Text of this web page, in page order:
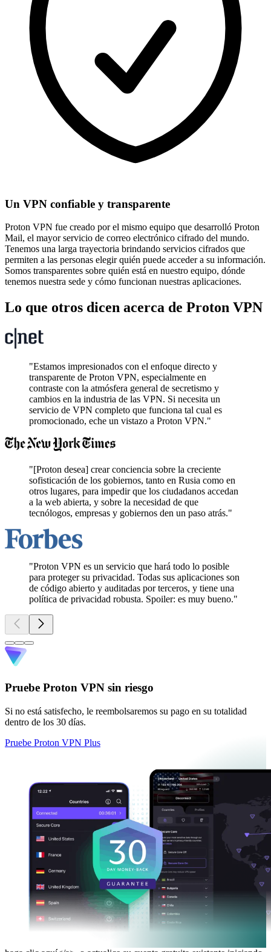
Un VPN confiable y transparente
Proton VPN fue creado por el mismo equipo que desarrolló Proton
Mail, el mayor servicio de correo electrónico cifrado del mundo.
Tenemos una larga trayectoria brindando servicios cifrados que
permiten a las personas elegir quién puede acceder a su información.
Somos transparentes sobre quién está en nuestro equipo, dónde
tenemos nuestra sede y cómo funcionan nuestras aplicaciones.
Lo que otros dicen acerca de Proton VPN
"Estamos impresionados con el enfoque directo y
transparente de Proton VPN, especialmente en
contraste con la atmósfera general de secretismo y
cambios en la industria de las VPN. Si necesita un
servicio de VPN completo que funciona tal cual es
promocionado, eche un vistazo a Proton VPN."
"[Proton desea] crear conciencia sobre la creciente
sofisticación de los gobiernos, tanto en Rusia como en
otros lugares, para impedir que los ciudadanos accedan
a la web abierta, y sobre la necesidad de que
tecnólogos, empresas y gobiernos den un paso atrás."
"Proton VPN es un servicio que hará todo lo posible
para proteger su privacidad. Todas sus aplicaciones son
de código abierto y auditadas por terceros, y tiene una
política de privacidad robusta. Spoiler: es muy bueno."
Pruebe Proton VPN sin riesgo
Si no está satisfecho, le reembolsaremos su pago en su totalidad
dentro de los 30 días.
Pruebe Proton VPN Plus